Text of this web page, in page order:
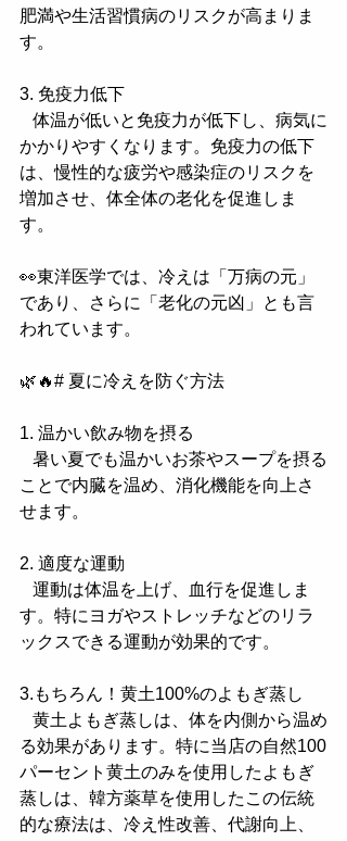
肥満や生活習慣病のリスクが高まりま
す。
3. 免疫力低下
かかりやすくなります。免疫力の低下
は、慢性的な疲労や感染症のリスクを
増加させ、体全体の老化を促進しま
す。
👀東洋医学では、冷えは「万病の元」
であり、さらに「老化の元凶」とも言
われています。
🌿🔥# 夏に冷えを防ぐ方法
1. 温かい飲み物を摂る
ことで内臓を温め、消化機能を向上さ
せます。
2. 適度な運動
す。特にヨガやストレッチなどのリラ
ックスできる運動が効果的です。
3.もちろん！黄土100%のよもぎ蒸し
る効果があります。特に当店の自然100
パーセント黄土のみを使用したよもぎ
蒸しは、韓方薬草を使用したこの伝統
的な療法は、冷え性改善、代謝向上、